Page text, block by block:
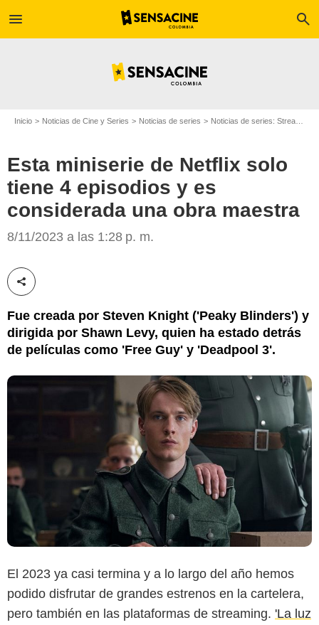
menu search
Inicio Noticias de Cine y Series Noticias de series Noticias de series: Streaming
Esta miniserie de Netflix solo
tiene 4 episodios y es
considerada una obra maestra
8/11/2023 a las 1:28 p. m.
Compartir esta noticia
Fue creada por Steven Knight ('Peaky Blinders') y
dirigida por Shawn Levy, quien ha estado detrás
de películas como 'Free Guy' y 'Deadpool 3'.
Netflix
El 2023 ya casi termina y a lo largo del año hemos
podido disfrutar de grandes estrenos en la cartelera,
pero también en las plataformas de streaming. 'La luz